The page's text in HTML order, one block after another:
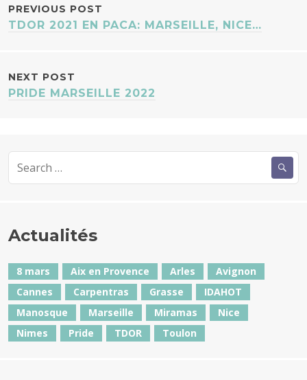
POST
PREVIOUS POST
TDOR 2021 EN PACA: MARSEILLE, NICE…
NEXT POST
PRIDE MARSEILLE 2022
for:
Actualités
8 mars Aix en Provence Arles
Avignon
Cannes
Carpentras Grasse
IDAHOT
Manosque
Marseille Miramas
Nice
Nimes
Pride TDOR Toulon